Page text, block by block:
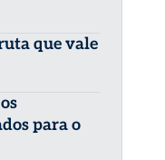
que vale
para o